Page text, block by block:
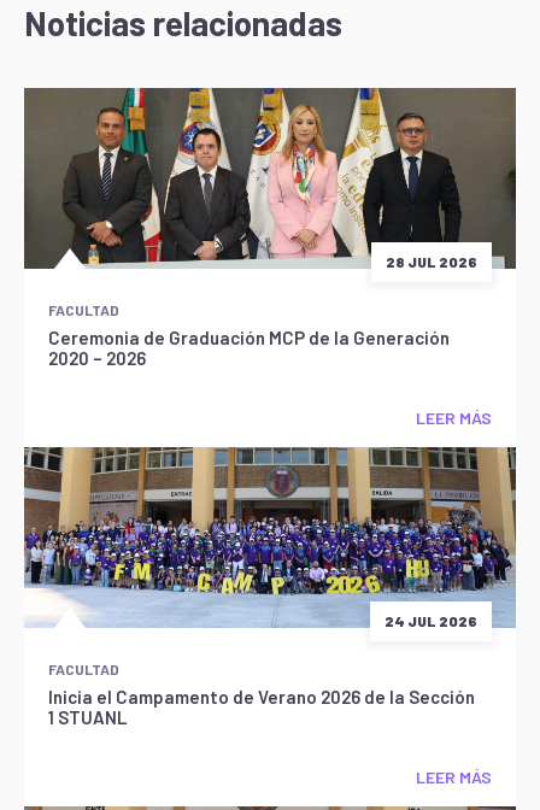
Noticias relacionadas
28 JUL 2026
FACULTAD
Ceremonia de Graduación MCP de la Generación
2020 – 2026
LEER MÁS
24 JUL 2026
FACULTAD
Inicia el Campamento de Verano 2026 de la Sección
1 STUANL
LEER MÁS